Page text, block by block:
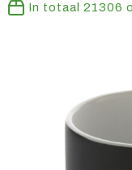
Kantoor &
Vrije tijd &
In totaal 21306